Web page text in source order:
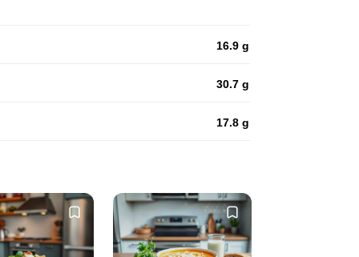
16.9 g
30.7 g
17.8 g